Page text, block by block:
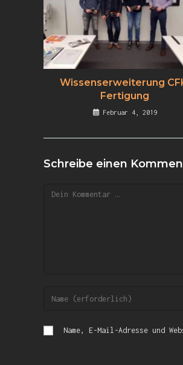
Wissenserweiterung
Fertigung
Februar 4, 2019
Schreibe einen
Name, E-Mail-Adresse und